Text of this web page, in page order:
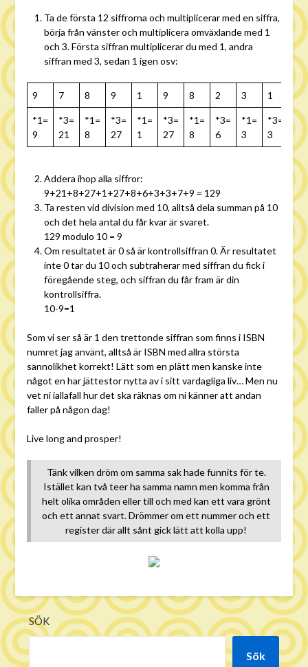
Ta de första 12 siffrorna och multiplicerar med en siffra,
börja från vänster och multiplicera omväxlande med 1
och 3. Första siffran multiplicerar du med 1, andra
siffran med 3, sedan 1 igen osv:
9 7 8 9 1 9 8 2 3 1 7
*1=
9
*3=
21
*1=
8
*3=
27
*1=
1
*3=
27
*1=
8
*3=
6
*1=
3
*3=
3
7
Addera ihop alla siffror:
9+21+8+27+1+27+8+6+3+3+7+9 = 129
Ta resten vid division med 10, alltså dela summan på 10
och det hela antal du får kvar är svaret.
129 modulo 10 = 9
Om resultatet är 0 så är kontrollsiffran 0. Är resultatet
inte 0 tar du 10 och subtraherar med siffran du fick i
föregående steg, och siffran du får fram är din
kontrollsiffra.
10-9=1
Som vi ser så är 1 den trettonde siffran som finns i ISBN
numret jag använt, alltså är ISBN med allra största
sannolikhet korrekt! Lätt som en plätt men kanske inte
något en har jättestor nytta av i sitt vardagliga liv… Men nu
vet ni iallafall hur det ska räknas om ni känner att andan
faller på någon dag!
Live long and prosper!
Tänk vilken dröm om samma sak hade funnits för te.
Istället kan två teer ha samma namn men komma från
helt olika områden eller till och med kan ett vara grönt
och ett annat svart. Drömmer om ett nummer och ett
register där allt sånt gick lätt att kolla upp!
SÖK
Sök